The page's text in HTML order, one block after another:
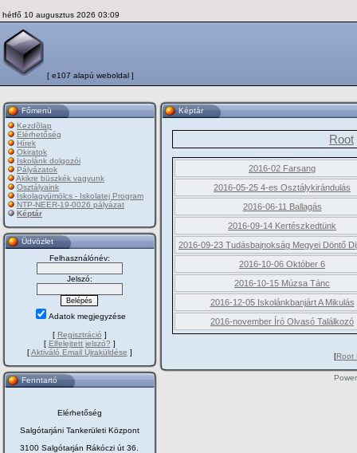
hétfő 10 augusztus 2026 03:09
[ e107 alapú weboldal ]
Főmenü
Kezdõlap
Elérhetőség
Hírek
Okiratok
Iskolánk dolgozói
Pályázatok
Akikre büszkék vagyunk
Osztályaink
Iskolagyümölcs - Iskolatej Program
NTP-NEER-19-0026 pályázat
Képtár
Üdvözlet
Felhasználónév:
Jelszó:
Adatok megjegyzése
[ Regisztráció ]
[ Elfelejtett jelszó? ]
[Aktiváló Email Újraküldése ]
Fenntartó
Elérhetőség
Salgótarjáni Tankerületi Központ
3100 Salgótarján Rákóczi út 36.
Képtár
Root
2016-02 Farsang
2016-05-25 4-es Osztálykirándulás
2016-06-11 Ballagás
2016-09-14 Kertészkedtünk
2016-09-23 Tudásbajnokság Megyei Döntő
2016-10-06 Október 6
2016-10-15 Múzsa Tánc
2016-12-05 Iskolánkbanjárt A Mikulás
2016-november Író Olvasó Találkozó
[Root